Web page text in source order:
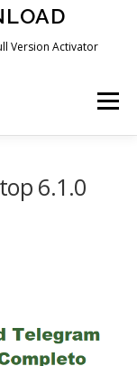
Version Activator
Menu
6.1.0